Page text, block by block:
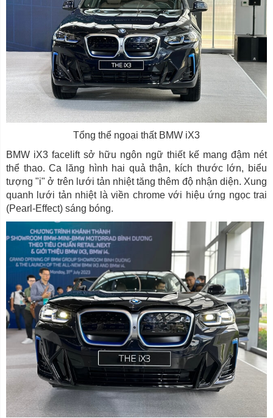
Tổng thể ngoại thất BMW iX3
BMW iX3 facelift sở hữu ngôn ngữ thiết kế mang đậm nét
thể thao. Ca lăng hình hai quả thận, kích thước lớn, biểu
tượng "i" ở trên lưới tản nhiệt tăng thêm độ nhận diện. Xung
quanh lưới tản nhiệt là viền chrome với hiệu ứng ngọc trai
(Pearl-Effect) sáng bóng.